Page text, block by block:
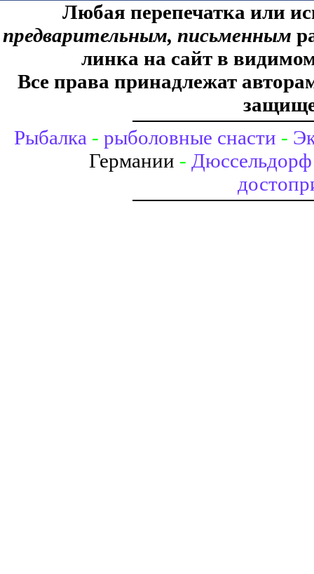
Любая перепечатка или
предварительным, письменным
линка на сайт в
Все права принадлежат
Рыбалка - рыболовные снасти -
Германии - Дюссельдорф